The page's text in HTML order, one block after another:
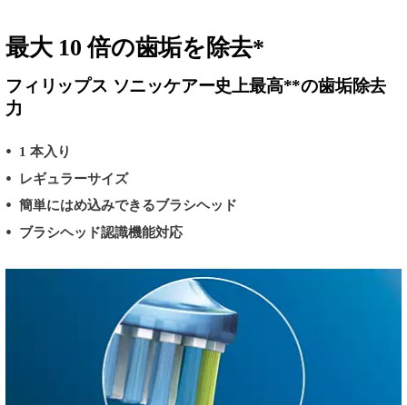
最大 10 倍の歯垢を除去*
フィリップス ソニッケアー史上最高**の歯垢除去
力
1 本入り
レギュラーサイズ
簡単にはめ込みできるブラシヘッド
ブラシヘッド認識機能対応